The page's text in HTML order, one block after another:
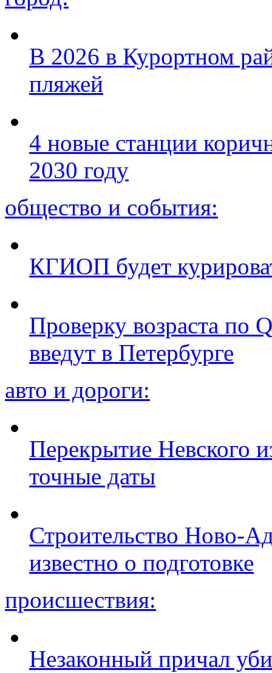
В 2026 в Курортном
пляжей
4 новые станции
2030 году
общество и события:
КГИОП будет
Проверку возраста по
введут в Петербурге
авто и дороги:
Перекрытие Невского
точные даты
Строительство Ново-
известно о подготовке
происшествия:
Незаконный причал